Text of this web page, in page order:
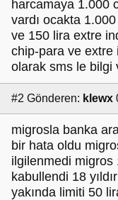
harcamaya 1.000
vardı ocakta
ve 150 lira extre
chip-para ve extre
olarak sms le bilgi
#2 Gönderen: klewx
migrosla banka
bir hata oldu
ilgilenmedi migros
kabullendi 18
yakında limiti 50